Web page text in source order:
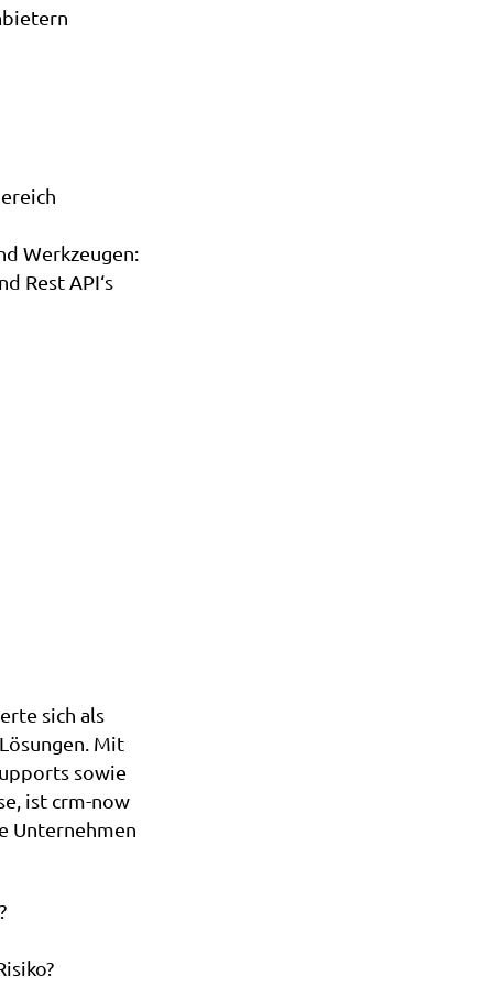
Werkzeugen:
Rest API‘s
sich als
Mit
sowie
ist crm-now
Unternehmen